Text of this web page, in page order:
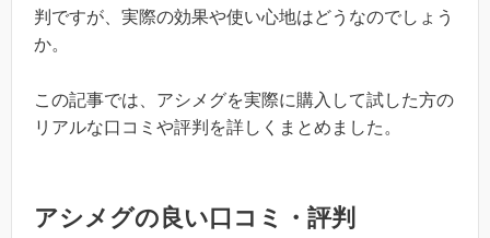
判ですが、実際の効果や使い心地はどうなのでしょう
か。
この記事では、アシメグを実際に購入して試した方の
リアルな口コミや評判を詳しくまとめました。
アシメグの良い口コミ・評判